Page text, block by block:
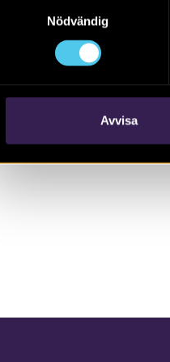
Nödvändig
Avvisa
undersökning i
Östergötlands